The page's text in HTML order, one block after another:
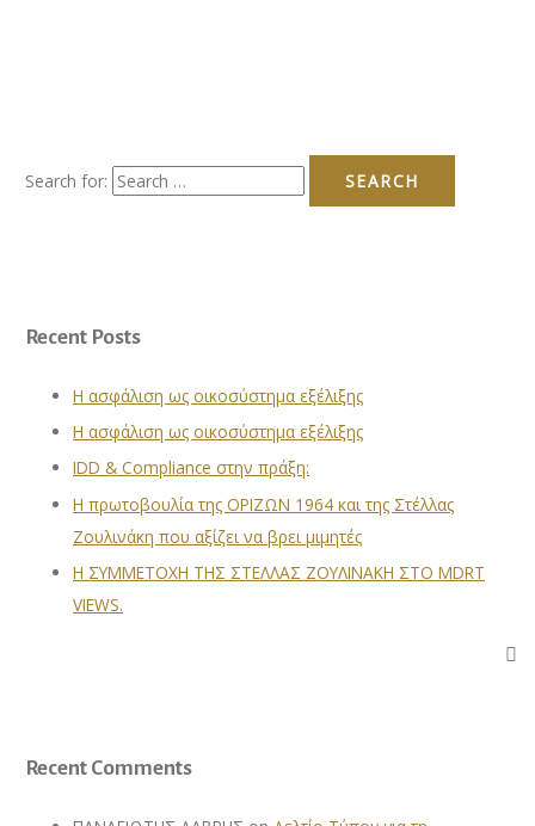
Search for:
Recent Posts
Η ασφάλιση ως οικοσύστημα εξέλιξης
Η ασφάλιση ως οικοσύστημα εξέλιξης
IDD & Compliance στην πράξη:
Η πρωτοβουλία της ΟΡΙΖΩΝ 1964 και της Στέλλας
Ζουλινάκη που αξίζει να βρει μιμητές
Η ΣΥΜΜΕΤΟΧΗ ΤΗΣ ΣΤΕΛΛΑΣ ΖΟΥΛΙΝΑΚΗ ΣΤΟ MDRT
VIEWS.
Recent Comments